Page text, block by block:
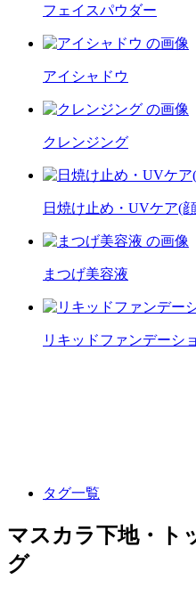
フェイスパウダー
アイシャドウ
クレンジング
日焼け止め・UVケア(
まつげ美容液
リキッドファンデーシ
タグ一覧
マスカラ下地・ト
グ